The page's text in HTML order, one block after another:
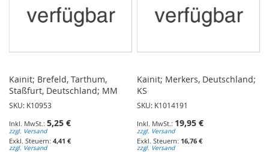
Kainit; Brefeld, Tarthum,
Staßfurt, Deutschland; MM
SKU: K10953
5,25 €
zzgl. Versand
4,41 €
zzgl. Versand
Kainit; Merkers, Deutschland;
KS
SKU: K1014191
19,95 €
zzgl. Versand
16,76 €
zzgl. Versand